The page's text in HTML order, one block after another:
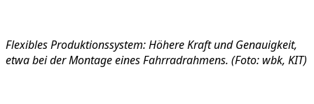
Flexibles Produktionssystem: Höhere Kraft und Genauigkeit,
etwa bei der Montage eines Fahrradrahmens. (Foto: wbk, KIT)